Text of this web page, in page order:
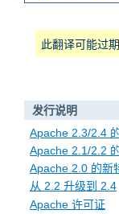
此翻译可能过
发行说明
Apache 2.3/2.4
Apache 2.1/2.2
Apache 2.0 的新
从 2.2 升级到 2.4
Apache 许可证